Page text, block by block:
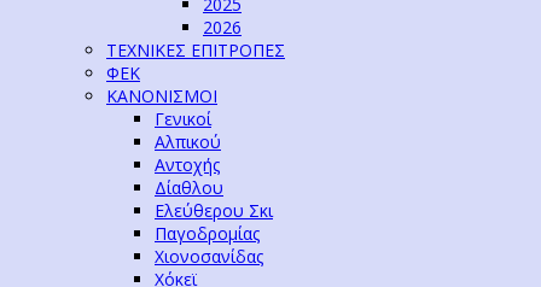
2026
ΤΕΧΝΙΚΕΣ ΕΠΙΤΡΟΠΕΣ
ΦΕΚ
ΚΑΝΟΝΙΣΜΟΙ
Γενικοί
Αλπικού
Αντοχής
Δίαθλου
Ελεύθερου Σκι
Παγοδρομίας
Χιονοσανίδας
Χόκεϊ